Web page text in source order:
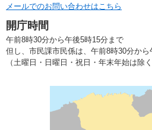
メールでのお問い合わせはこちら
開庁時間
午前8時30分から午後5時15分まで
但し、市民課市民係は、午前8時30分から
（土曜日・日曜日・祝日・年末年始は除く